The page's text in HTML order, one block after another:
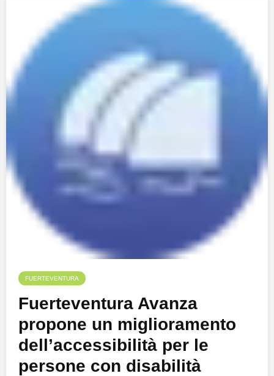
FUERTEVENTURA
Fuerteventura Avanza
propone un miglioramento
dell’accessibilità per le
persone con disabilità